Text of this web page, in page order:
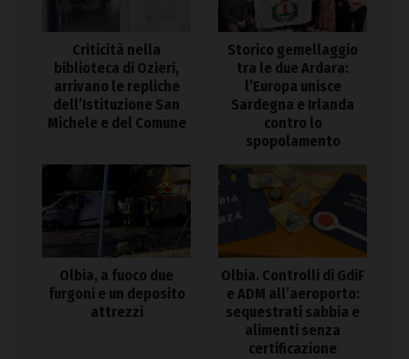
Criticità nella
biblioteca di Ozieri,
arrivano le repliche
dell’Istituzione San
Michele e del Comune
Storico gemellaggio
tra le due Ardara:
l’Europa unisce
Sardegna e Irlanda
contro lo
spopolamento
Olbia, a fuoco due
furgoni e un deposito
attrezzi
Olbia. Controlli di GdiF
e ADM all’aeroporto:
sequestrati sabbia e
alimenti senza
certificazione